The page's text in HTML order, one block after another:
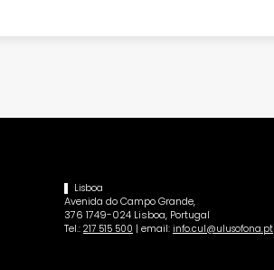
Lisboa
Avenida do Campo Grande,
376 1749-024 Lisboa, Portugal
Tel.: 217 515 500 | email: info.cul@ulusofona.pt